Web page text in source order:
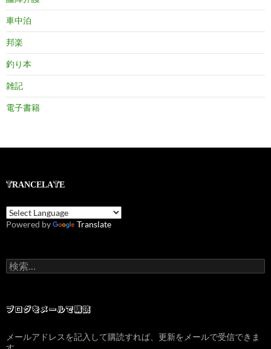
車中泊
邦楽
釣り本
雑記
電子書籍
TRANCELATE
Powered by Translate
検
索:
ブログをメールで購読
メールアドレスを記入して購読すれば、更新をメールで受信できま